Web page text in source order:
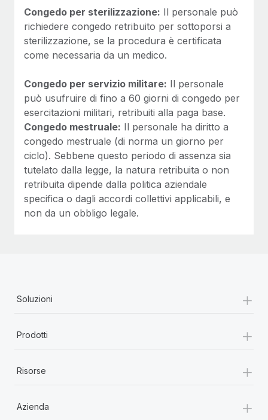
Congedo per sterilizzazione: Il personale può
richiedere congedo retribuito per sottoporsi a
sterilizzazione, se la procedura è certificata
come necessaria da un medico.
Congedo per servizio militare: Il personale
può usufruire di fino a 60 giorni di congedo per
esercitazioni militari, retribuiti alla paga base.
Congedo mestruale: Il personale ha diritto a
congedo mestruale (di norma un giorno per
ciclo). Sebbene questo periodo di assenza sia
tutelato dalla legge, la natura retribuita o non
retribuita dipende dalla politica aziendale
specifica o dagli accordi collettivi applicabili, e
non da un obbligo legale.
Soluzioni +
Prodotti +
Risorse +
Azienda +